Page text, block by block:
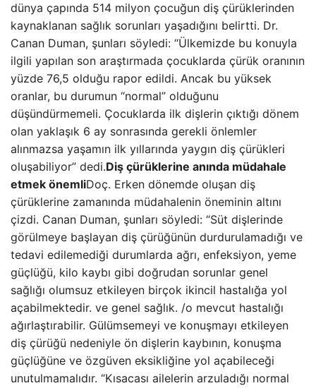
dünya çapında 514 milyon çocuğun diş çürüklerinden
kaynaklanan sağlık sorunları yaşadığını belirtti. Dr.
Canan Duman, şunları söyledi: “Ülkemizde bu konuyla
ilgili yapılan son araştırmada çocuklarda çürük oranının
yüzde 76,5 olduğu rapor edildi. Ancak bu yüksek
oranlar, bu durumun “normal” olduğunu
düşündürmemeli. Çocuklarda ilk dişlerin çıktığı dönem
olan yaklaşık 6 ay sonrasında gerekli önlemler
alınmazsa yaşamın ilk yıllarında yaygın diş çürükleri
oluşabiliyor” dedi.Diş çürüklerine anında müdahale
etmek önemliDoç. Erken dönemde oluşan diş
çürüklerine zamanında müdahalenin öneminin altını
çizdi. Canan Duman, şunları söyledi: “Süt dişlerinde
görülmeye başlayan diş çürüğünün durdurulamadığı ve
tedavi edilemediği durumlarda ağrı, enfeksiyon, yeme
güçlüğü, kilo kaybı gibi doğrudan sorunlar genel
sağlığı olumsuz etkileyen birçok ikincil hastalığa yol
açabilmektedir. ve genel sağlık. /o mevcut hastalığı
ağırlaştırabilir. Gülümsemeyi ve konuşmayı etkileyen
diş çürüğü nedeniyle ön dişlerin kaybının, konuşma
güçlüğüne ve özgüven eksikliğine yol açabileceği
unutulmamalıdır. “Kısacası ailelerin arzuladığı normal